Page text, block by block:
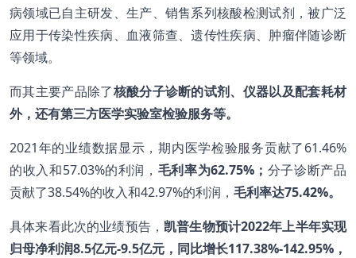
病领域已自主研发、生产、销售系列核酸检测试剂，被广泛
应用于传染性疾病、血液筛查、遗传性疾病、肿瘤伴随诊断
等领域。
而其主要产品除了核酸分子诊断的试剂、仪器以及配套耗材
外，还有第三方医学实验室检验服务等。
2021年的业绩数据显示，期内医学检验服务贡献了61.46%
的收入和57.03%的利润， 毛利率为62.75% ； 分子诊断产品
贡献了38.54%的收入和42.97%的利润， 毛利率达75.42%。
具体来看此次的业绩预告， 凯普生物预计2022年上半年实现
归母净利润8.5亿元-9.5亿元，同比增长117.38%-142.95% ，